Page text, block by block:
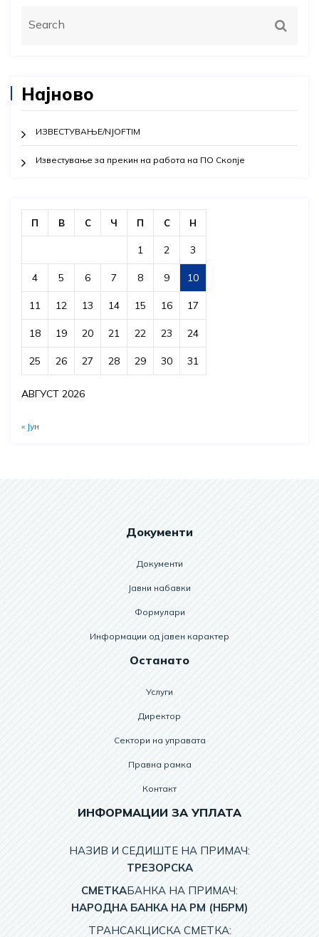
Најново
ИЗВЕСТУВАЊЕ/NJOFTIM
Известување за прекин на работа на ПО Скопје
АВГУСТ 2026
П В С Ч П С Н
1 2 3
4 5 6 7 8 9 10
11 12 13 14 15 16 17
18 19 20 21 22 23 24
25 26 27 28 29 30 31
« Јун
Документи
Документи
Јавни набавки
Формулари
Информации од јавен карактер
Останато
Услуги
Директор
Сектори на управата
Правна рамка
Контакт
ИНФОРМАЦИИ ЗА УПЛАТА
НАЗИВ И СЕДИШТЕ НА ПРИМАЧ:
TРЕЗОРСКА
СМЕТКАБАНКА НА ПРИМАЧ:
НАРОДНА БАНКА НА РМ (НБРМ)
ТРАНСАКЦИСКА СМЕТКА: